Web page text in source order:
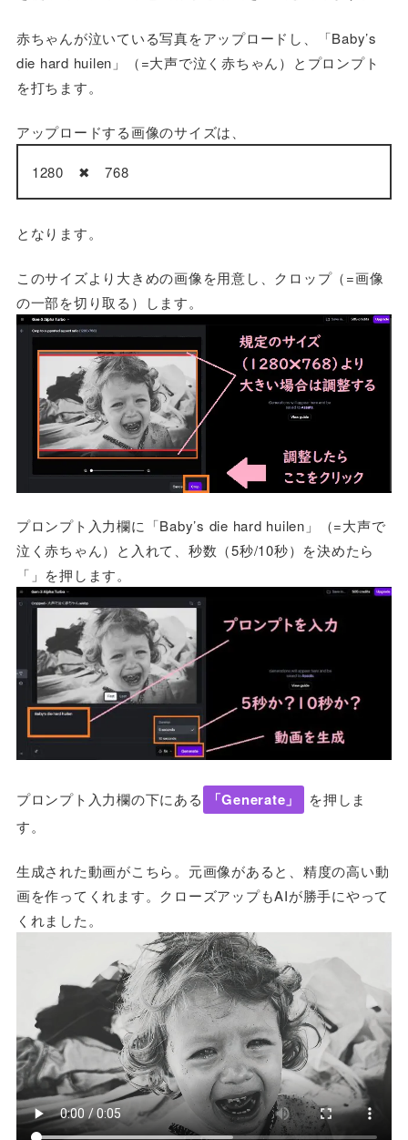
赤ちゃんが泣いている写真をアップロードし、「Baby’s
die hard huilen」（=大声で泣く赤ちゃん）とプロンプト
を打ちます。
アップロードする画像のサイズは、
1280 ✖ 768
となります。
このサイズより大きめの画像を用意し、クロップ（=画像
の一部を切り取る）します。
プロンプト入力欄に「Baby’s die hard huilen」（=大声で
泣く赤ちゃん）と入れて、秒数（5秒/10秒）を決めたら
「」を押します。
プロンプト入力欄の下にある 「Generate」
を押しま
す。
生成された動画がこちら。元画像があると、精度の高い動
画を作ってくれます。クローズアップもAIが勝手にやって
くれました。